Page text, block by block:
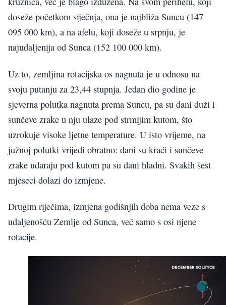
doseže početkom siječnja, ona je najbliža Suncu (147
095 000 km), a na afelu, koji doseže u srpnju, je
najudaljenija od Sunca (152 100 000 km).
Uz to, zemljina rotacijska os nagnuta je u odnosu na
svoju putanju za 23,44 stupnja. Jedan dio godine je
sjeverna polutka nagnuta prema Suncu, pa su dani duži i
sunčeve zrake u nju ulaze pod strmijim kutom, što
uzrokuje visoke ljetne temperature. U isto vrijeme, na
južnoj polutki vrijedi obratno: dani su kraći i sunčeve
zrake udaraju pod kutom pa su dani hladni. Svakih šest
mjeseci dolazi do izmjene.
Drugim riječima, izmjena godišnjih doba nema veze s
udaljenošću Zemlje od Sunca, već samo s osi njene
rotacije.